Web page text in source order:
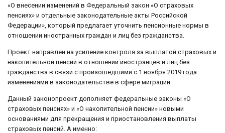
«О внесении изменений в Федеральный закон «О страховых
пенсиях» и отдельные законодательные акты Российской
Федерации», который предлагает уточнить пенсионные нормы в
отношении иностранных граждан и лиц без гражданства.
Проект направлен на усиление контроля за выплатой страховых и
накопительной пенсий в отношении иностранцев и лиц без
гражданства в связи с произошедшими с 1 ноября 2019 года
изменениями в законодательстве в сфере миграции.
Данный законопроект дополняет федеральные законы «О
страховых пенсиях» и «О накопительной пенсии» новыми
основаниями для прекращения и приостановления выплаты
страховых пенсий. А именно: